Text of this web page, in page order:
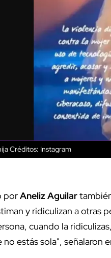
Créditos: Instagram
porAneliz Aguilar
y ridiculizan a otras
cuando la
no estás sola", señalaron